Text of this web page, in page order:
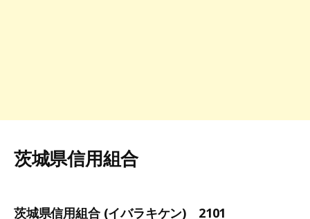
茨城県信用組合
茨城県信用組合 (イバラキケン) 2101